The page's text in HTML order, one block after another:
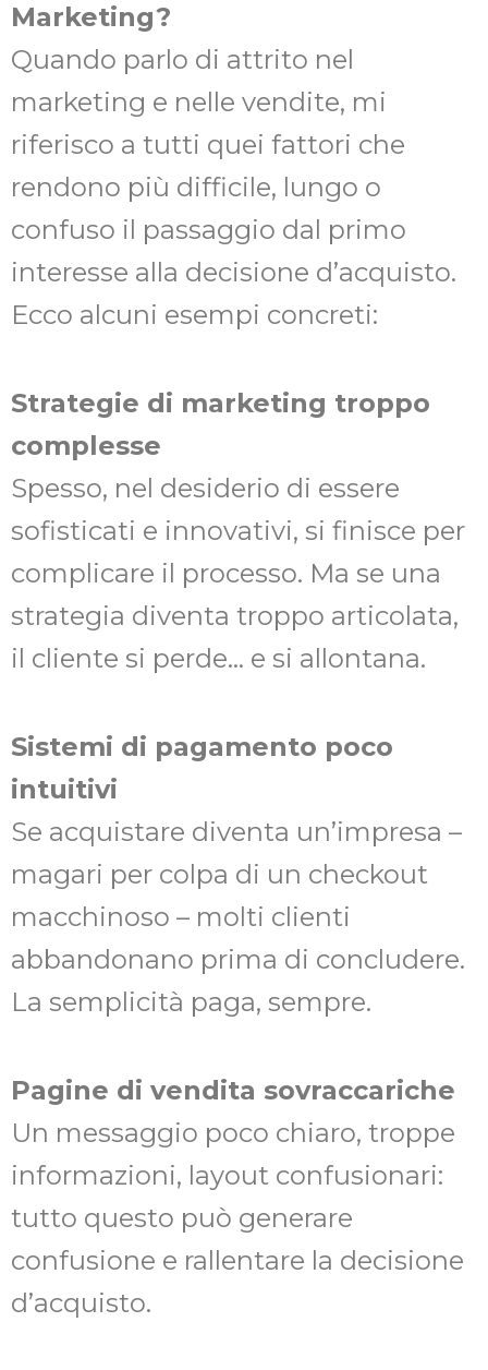
Marketing?
Quando parlo di attrito nel
marketing e nelle vendite, mi
riferisco a tutti quei fattori che
rendono più difficile, lungo o
confuso il passaggio dal primo
interesse alla decisione d’acquisto.
Ecco alcuni esempi concreti:
Strategie di marketing troppo
complesse
Spesso, nel desiderio di essere
sofisticati e innovativi, si finisce per
complicare il processo. Ma se una
strategia diventa troppo articolata,
il cliente si perde… e si allontana.
Sistemi di pagamento poco
intuitivi
Se acquistare diventa un’impresa –
magari per colpa di un checkout
macchinoso – molti clienti
abbandonano prima di concludere.
La semplicità paga, sempre.
Pagine di vendita sovraccariche
Un messaggio poco chiaro, troppe
informazioni, layout confusionari:
tutto questo può generare
confusione e rallentare la decisione
d’acquisto.